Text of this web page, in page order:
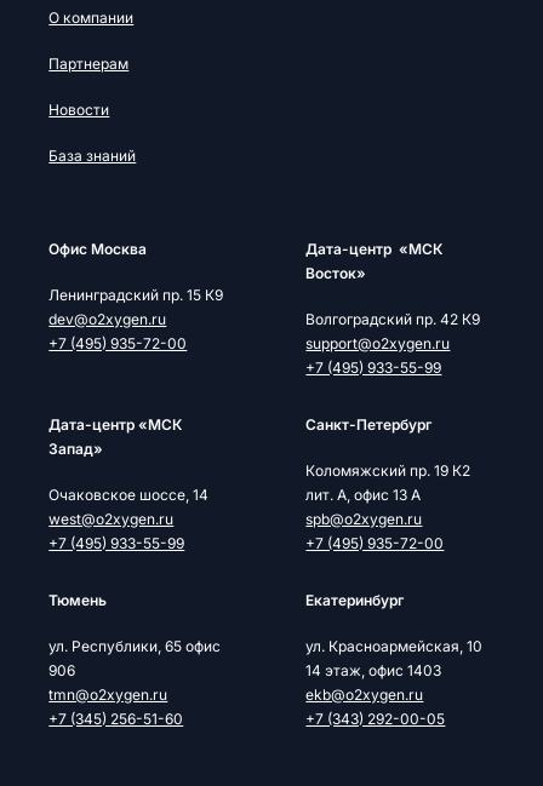
О компании
Партнерам
Новости
База знаний
Офис Москва
Ленинградский пр. 15 К9
dev@o2xygen.ru
+7 (495) 935-72-00
Дата-центр «МСК
Восток»
Волгоградский пр. 42 К9
support@o2xygen.ru
+7 (495) 933-55-99
Дата-центр «МСК
Запад»
Очаковское шоссе, 14
west@o2xygen.ru
+7 (495) 933-55-99
Cанкт-Петербург
Коломяжский пр. 19 К2
лит. А, офис 13 А
spb@o2xygen.ru
+7 (495) 935-72-00
Тюмень
ул. Республики, 65 офис
906
tmn@o2xygen.ru
+7 (345) 256-51-60
Екатеринбург
ул. Красноармейская, 10
14 этаж, офис 1403
ekb@o2xygen.ru
+7 (343) 292-00-05